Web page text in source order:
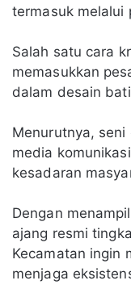
termasuk melalui
Salah satu cara
memasukkan
dalam desain
Menurutnya,
media
kesadaran
Dengan
ajang resmi
Kecamatan ingin
menjaga